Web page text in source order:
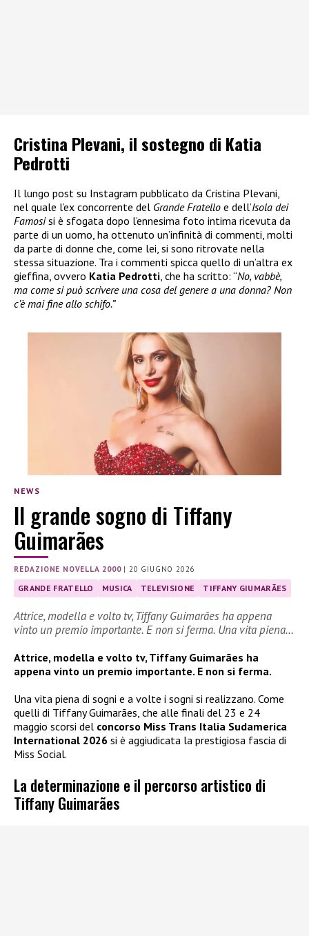
Cristina Plevani, il sostegno di Katia
Pedrotti
Il lungo post su Instagram pubblicato da Cristina Plevani,
nel quale l’ex concorrente del Grande Fratello e dell’Isola dei
Famosisi è sfogata dopo l’ennesima foto intima ricevuta da
parte di un uomo, ha ottenuto un’infinità di commenti, molti
da parte di donne che, come lei, si sono ritrovate nella
stessa situazione. Tra i commenti spicca quello di un’altra ex
gieffina, ovvero Katia Pedrotti , che ha scritto: “No, vabbè,
ma come si può scrivere una cosa del genere a una donna? Non
c’è mai fine allo schifo.”
NEWS
Il grande sogno di Tiffany
Guimarães
REDAZIONE NOVELLA 2000|20 GIUGNO 2026
GRANDE FRATELLO MUSICA TELEVISIONE TIFFANY GIUMARÃES
Attrice, modella e volto tv, Tiffany Guimarães ha appena
vinto un premio importante. E non si ferma. Una vita piena…
Attrice, modella e volto tv, Tiffany Guimarães ha
appena vinto un premio importante. E non si ferma.
Una vita piena di sogni e a volte i sogni si realizzano. Come
quelli di Tiffany Guimarães, che alle finali del 23 e 24
maggio scorsi del concorso Miss Trans Italia Sudamerica
International 2026 si è aggiudicata la prestigiosa fascia di
Miss Social.
La determinazione e il percorso artistico di
Tiffany Guimarães